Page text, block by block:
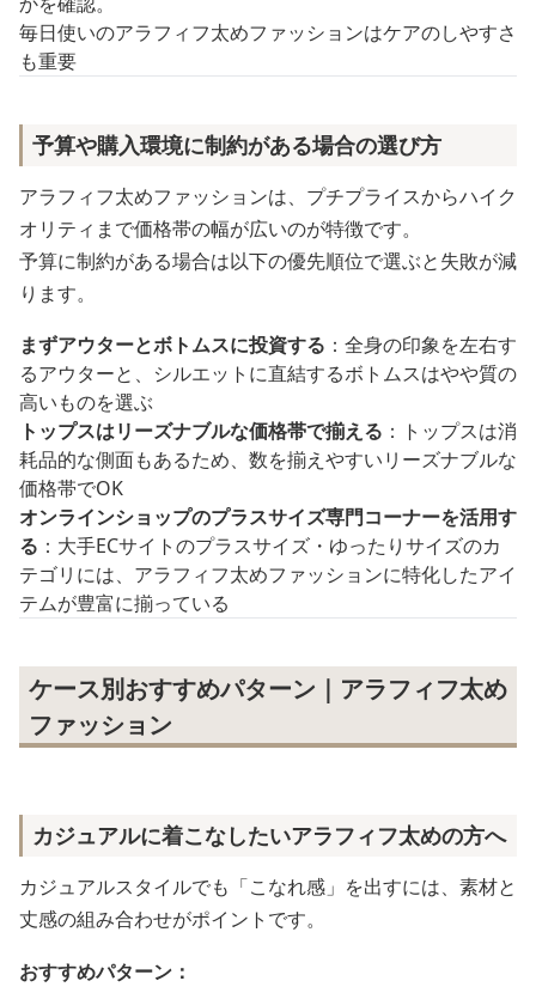
毎日使いのアラフィフ太めファッションはケアのしやすさ
も重要
予算や購入環境に制約がある場合の選び方
アラフィフ太めファッションは、プチプライスからハイク
オリティまで価格帯の幅が広いのが特徴です。
予算に制約がある場合は以下の優先順位で選ぶと失敗が減
ります。
まずアウターとボトムスに投資する ：全身の印象を左右す
るアウターと、シルエットに直結するボトムスはやや質の
高いものを選ぶ
トップスはリーズナブルな価格帯で揃える ：トップスは消
耗品的な側面もあるため、数を揃えやすいリーズナブルな
価格帯でOK
オンラインショップのプラスサイズ専門コーナーを活用す
る ：大手ECサイトのプラスサイズ・ゆったりサイズのカ
テゴリには、アラフィフ太めファッションに特化したアイ
テムが豊富に揃っている
ケース別おすすめパターン｜アラフィフ太め
ファッション
カジュアルに着こなしたいアラフィフ太めの方へ
カジュアルスタイルでも「こなれ感」を出すには、素材と
丈感の組み合わせがポイントです。
おすすめパターン：